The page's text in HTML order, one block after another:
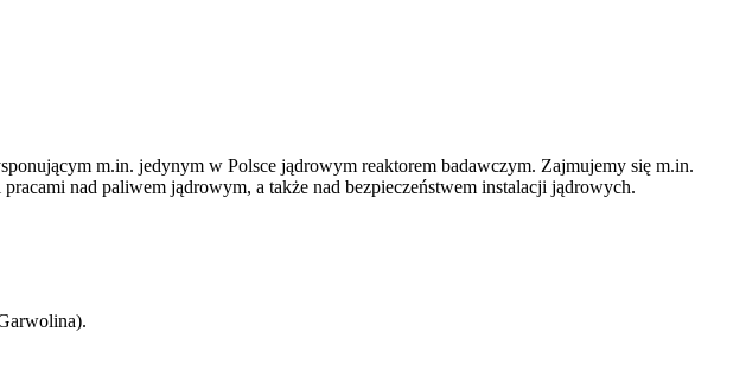
m.in. jedynym w Polsce jądrowym reaktorem badawczym. Zajmujemy się m.in.
nad paliwem jądrowym, a także nad bezpieczeństwem instalacji jądrowych.